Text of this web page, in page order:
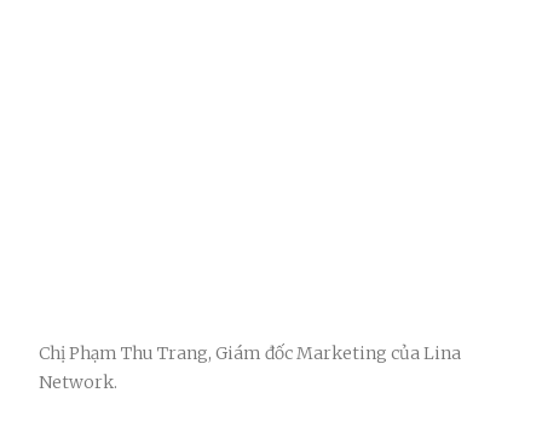
Chị Phạm Thu Trang, Giám đốc Marketing của Lina
Network.